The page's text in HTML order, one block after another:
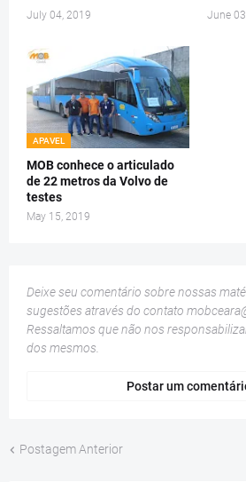
July 04, 2019 June
APAVEL
MOB conhece o articulado
de 22 metros da Volvo de
testes
May 15, 2019
Deixe seu comentário sobre nossas
sugestões através do contato
Ressaltamos que não nos
dos mesmos.
Postar um
Postagem Anterior